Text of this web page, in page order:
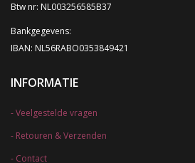
Btw nr: NL003256585B37
Bankgegevens:
IBAN: NL56RABO0353849421
INFORMATIE
Veelgestelde vragen
Retouren & Verzenden
Contact